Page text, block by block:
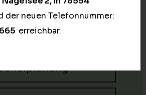
der neuen Telefonnummer:
erreichbar.